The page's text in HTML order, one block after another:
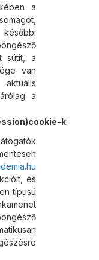
a
sütit, a
van
a
cookie-k
és
típusú